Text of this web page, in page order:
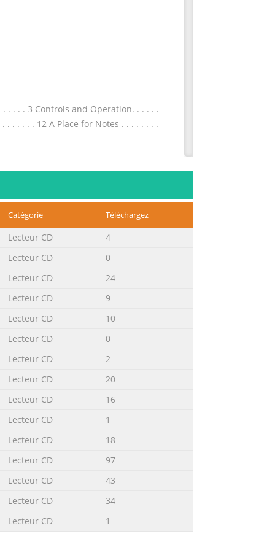
. . . . 3 Controls and Operation. . . . . .
. . . . . 12 A Place for Notes . . . . . . . .
The warmth and immediacy
and materials. You can be
accessible height in an open-
lens on the front panel. A
single-ended outputs. Balanced
Digital Filter MP The digital
Ayre should you need to connect
into an unswitched wall outlet.
included remote control handset.
Catégorie Téléchargez
Lecteur CD
4
Lecteur CD
0
Lecteur CD
24
Lecteur CD
9
Lecteur CD
10
Lecteur CD
0
Lecteur CD
2
Lecteur CD
20
Lecteur CD
16
Lecteur CD
1
Lecteur CD
18
Lecteur CD
97
Lecteur CD
43
Lecteur CD
34
Lecteur CD 1